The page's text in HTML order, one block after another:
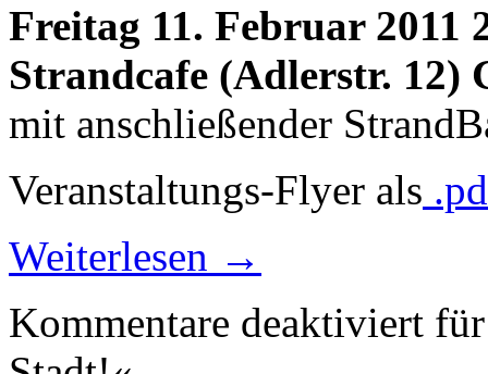
Freitag 11. Februar 2011
Strandcafe (Adlerstr. 12)
mit anschließender
Veranstaltungs-Flyer als
Weiterlesen →
Kommentare deaktiviert